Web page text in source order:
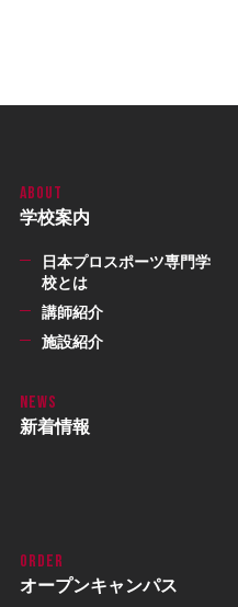
学校案内
日本プロスポーツ専門学
校とは
講師紹介
施設紹介
新着情報
オープンキャンパス